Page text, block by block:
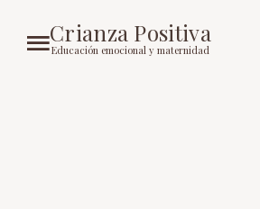
Crianza Positiva
Educación emocional y maternidad